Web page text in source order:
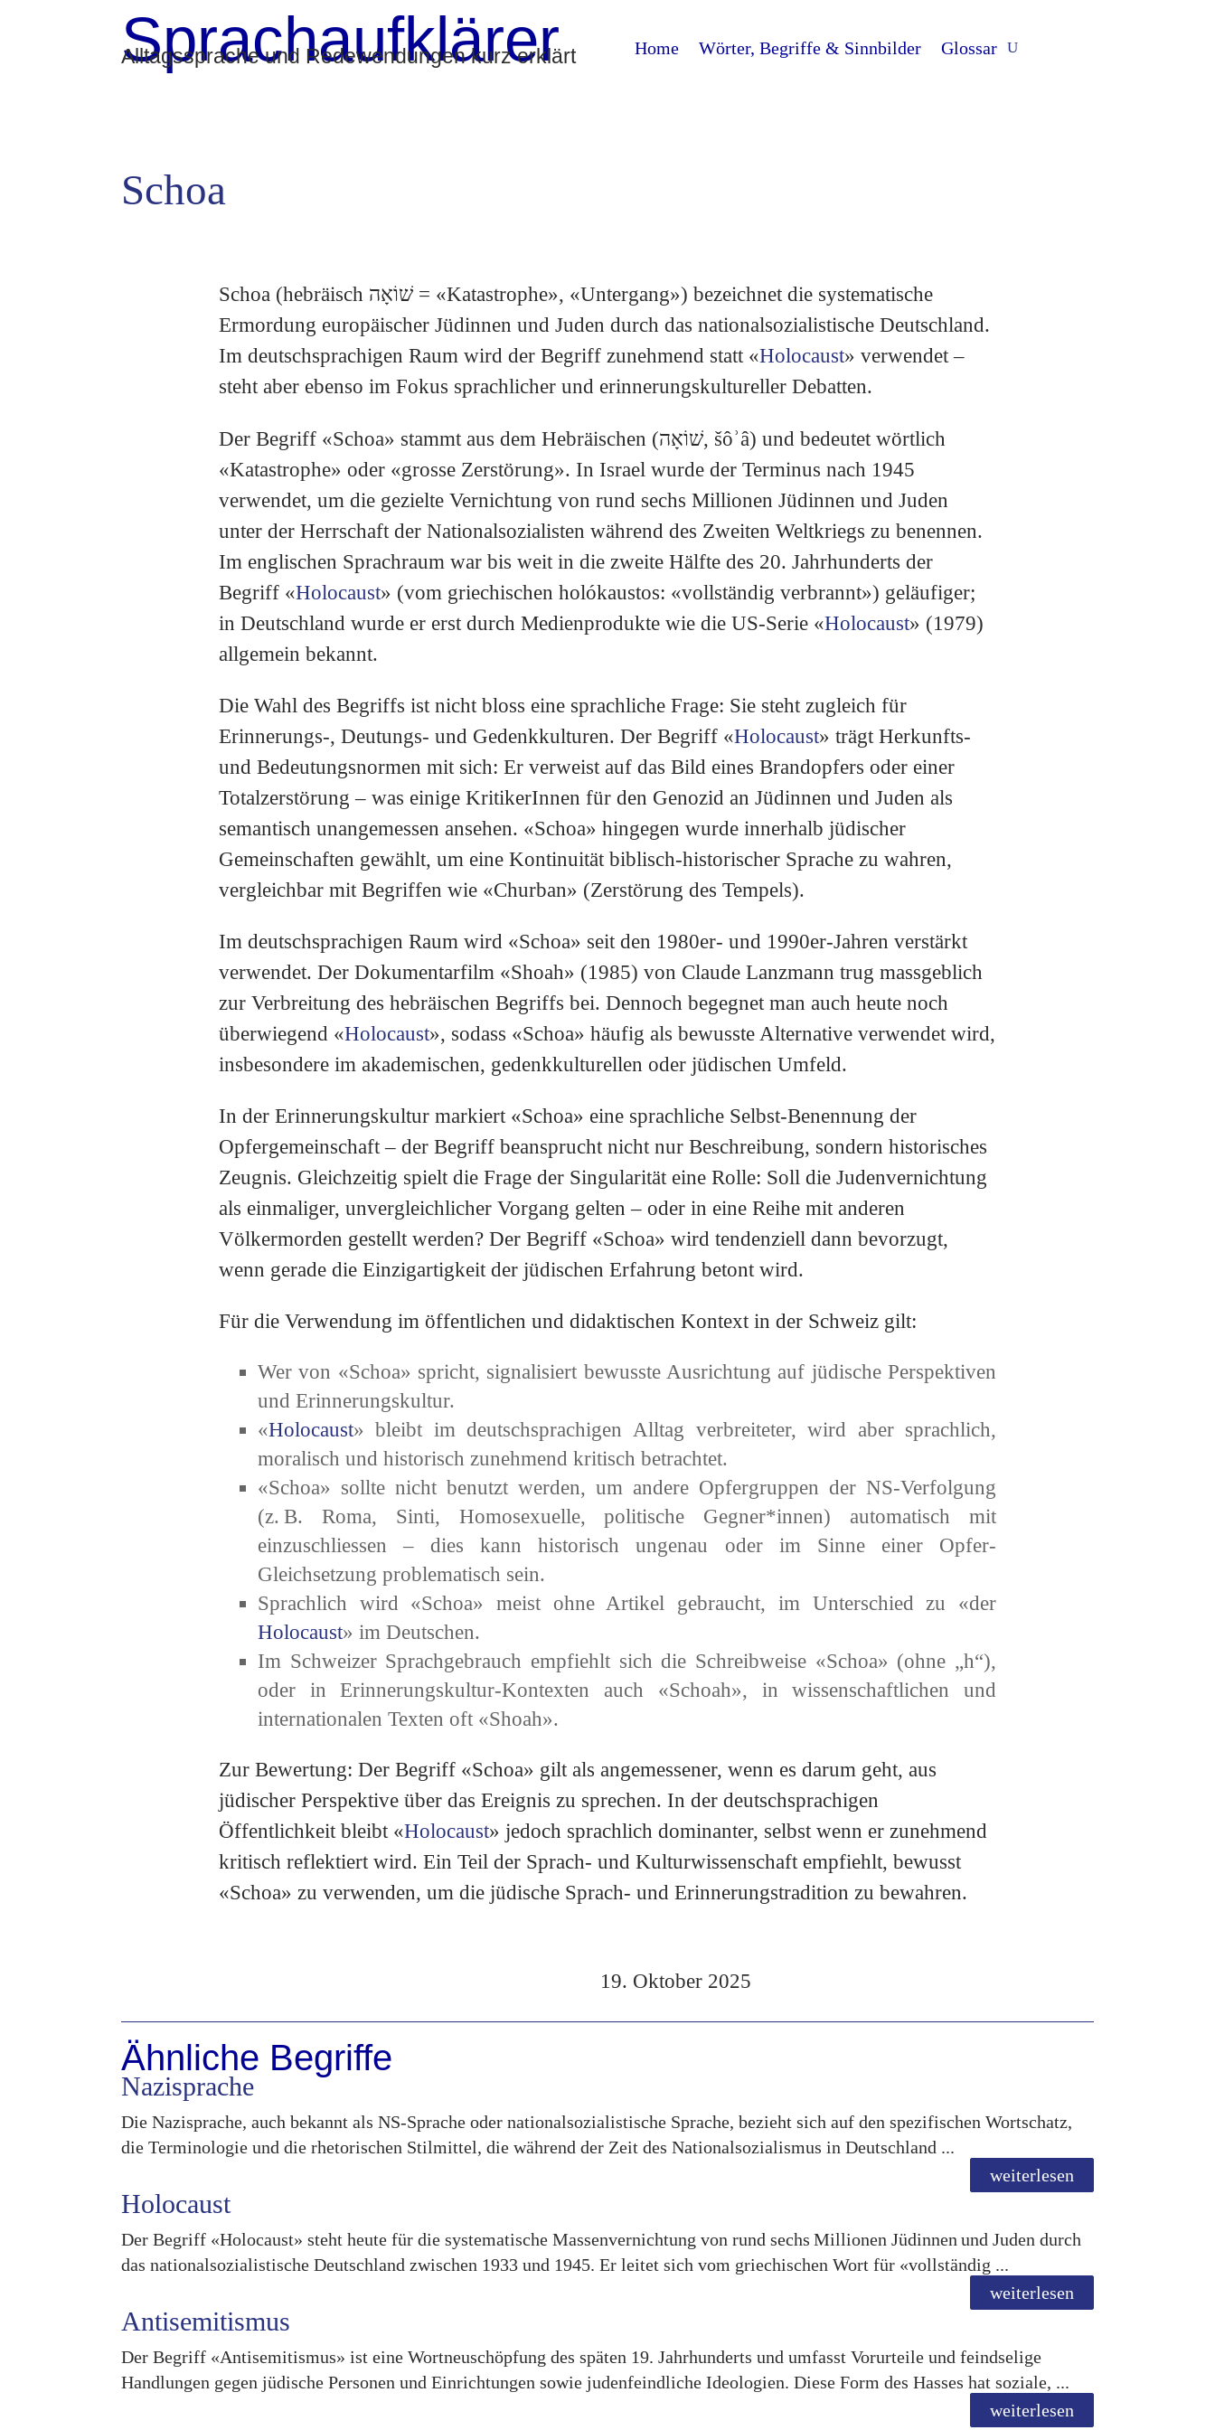
Sprachaufklärer
Alltagssprache und Redewendungen kurz erklärt Home Wörter, Begriffe & Sinnbilder Glossar
Schoa
Schoa (hebräisch שׁוֹאָה = «Katastrophe», «Untergang») bezeichnet die systematische
Ermordung europäischer Jüdinnen und Juden durch das nationalsozialistische Deutschland.
Im deutschsprachigen Raum wird der Begriff zunehmend statt «Holocaust» verwendet –
steht aber ebenso im Fokus sprachlicher und erinnerungskultureller Debatten.
Der Begriff «Schoa» stammt aus dem Hebräischen (שׁוֹאָה, šôʾâ) und bedeutet wörtlich
«Katastrophe» oder «grosse Zerstörung». In Israel wurde der Terminus nach 1945
verwendet, um die gezielte Vernichtung von rund sechs Millionen Jüdinnen und Juden
unter der Herrschaft der Nationalsozialisten während des Zweiten Weltkriegs zu benennen.
Im englischen Sprachraum war bis weit in die zweite Hälfte des 20. Jahrhunderts der
Begriff «Holocaust» (vom griechischen holókaustos: «vollständig verbrannt») geläufiger;
in Deutschland wurde er erst durch Medienprodukte wie die US-Serie «Holocaust» (1979)
allgemein bekannt.​
Die Wahl des Begriffs ist nicht bloss eine sprachliche Frage: Sie steht zugleich für
Erinnerungs-, Deutungs- und Gedenkkulturen. Der Begriff «Holocaust» trägt Herkunfts-
und Bedeutungsnormen mit sich: Er verweist auf das Bild eines Brandopfers oder einer
Totalzerstörung – was einige KritikerInnen für den Genozid an Jüdinnen und Juden als
semantisch unangemessen ansehen. «Schoa» hingegen wurde innerhalb jüdischer
Gemeinschaften gewählt, um eine Kontinuität biblisch-historischer Sprache zu wahren,
vergleichbar mit Begriffen wie «Churban» (Zerstörung des Tempels).​
Im deutschsprachigen Raum wird «Schoa» seit den 1980er- und 1990er-Jahren verstärkt
verwendet. Der Dokumentarfilm «Shoah» (1985) von Claude Lanzmann trug massgeblich
zur Verbreitung des hebräischen Begriffs bei. Dennoch begegnet man auch heute noch
überwiegend «Holocaust», sodass «Schoa» häufig als bewusste Alternative verwendet wird,
insbesondere im akademischen, gedenkkulturellen oder jüdischen Umfeld.​
In der Erinnerungskultur markiert «Schoa» eine sprachliche Selbst-Benennung der
Opfergemeinschaft – der Begriff beansprucht nicht nur Beschreibung, sondern historisches
Zeugnis. Gleichzeitig spielt die Frage der Singularität eine Rolle: Soll die Judenvernichtung
als einmaliger, unvergleichlicher Vorgang gelten – oder in eine Reihe mit anderen
Völkermorden gestellt werden? Der Begriff «Schoa» wird tendenziell dann bevorzugt,
wenn gerade die Einzigartigkeit der jüdischen Erfahrung betont wird.​
Für die Verwendung im öffentlichen und didaktischen Kontext in der Schweiz gilt:
Wer von «Schoa» spricht, signalisiert bewusste Ausrichtung auf jüdische Perspektiven
und Erinnerungskultur.​
«Holocaust» bleibt im deutschsprachigen Alltag verbreiteter, wird aber sprachlich,
moralisch und historisch zunehmend kritisch betrachtet.​
«Schoa» sollte nicht benutzt werden, um andere Opfergruppen der NS-Verfolgung
(z. B. Roma, Sinti, Homosexuelle, politische Gegner*innen) automatisch mit
einzuschliessen – dies kann historisch ungenau oder im Sinne einer Opfer-
Gleichsetzung problematisch sein.​
Sprachlich wird «Schoa» meist ohne Artikel gebraucht, im Unterschied zu «der
Holocaust» im Deutschen.​
Im Schweizer Sprachgebrauch empfiehlt sich die Schreibweise «Schoa» (ohne „h“),
oder in Erinnerungskultur-Kontexten auch «Schoah», in wissenschaftlichen und
internationalen Texten oft «Shoah».​
Zur Bewertung: Der Begriff «Schoa» gilt als angemessener, wenn es darum geht, aus
jüdischer Perspektive über das Ereignis zu sprechen. In der deutschsprachigen
Öffentlichkeit bleibt «Holocaust» jedoch sprachlich dominanter, selbst wenn er zunehmend
kritisch reflektiert wird. Ein Teil der Sprach- und Kulturwissenschaft empfiehlt, bewusst
«Schoa» zu verwenden, um die jüdische Sprach- und Erinnerungstradition zu bewahren.
19. Oktober 2025
Ähnliche Begriffe
Nazisprache
Die Nazisprache, auch bekannt als NS-Sprache oder nationalsozialistische Sprache, bezieht sich auf den spezifischen Wortschatz,
die Terminologie und die rhetorischen Stilmittel, die während der Zeit des Nationalsozialismus in Deutschland ...
weiterlesen
Holocaust
Der Begriff «Holocaust» steht heute für die systematische Massenvernichtung von rund sechs Millionen Jüdinnen und Juden durch
das nationalsozialistische Deutschland zwischen 1933 und 1945. Er leitet sich vom griechischen Wort für «vollständig ...
weiterlesen
Antisemitismus
Der Begriff «Antisemitismus» ist eine Wortneuschöpfung des späten 19. Jahrhunderts und umfasst Vorurteile und feindselige
Handlungen gegen jüdische Personen und Einrichtungen sowie judenfeindliche Ideologien. Diese Form des Hasses hat soziale, ...
weiterlesen